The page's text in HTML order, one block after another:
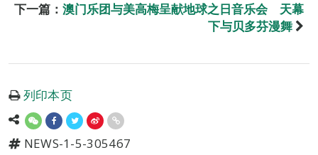
下一篇： 澳门乐团与美高梅呈献地球之日音乐会 天幕
下与贝多芬漫舞
列印本页
NEWS-1-5-305467